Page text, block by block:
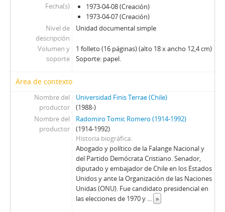
106 - Folleto sin portada, titulado Documentos del XIII congreso del Partido Comunista de Chile 1965 (10 al 17 de octubre de 1965), edición La unidad socialista-comunista cimiento del movimiento popular, núm., 2
107 - Folleto Flecha Roja, del Órgano oficial del Departamento de capacitación doctrinaria, de la Secretaría general del PDC, núm., 1, julio-agosto 1971
Fecha(s)
1973-04-08 (Creación)
1973-04-07 (Creación)
Nivel de
descripción
Unidad documental simple
Volumen y
soporte
1 folleto (16 páginas) (alto 18 x ancho 12,4 cm)
Soporte: papel.
Área de contexto
Nombre del
productor
Universidad Finis Terrae (Chile)
(1988-)
Nombre del
productor
Radomiro Tomic Romero (1914-1992)
(1914-1992)
Historia biográfica
Abogado y político de la Falange Nacional y
del Partido Demócrata Cristiano. Senador,
diputado y embajador de Chile en los Estados
Unidos y ante la Organización de las Naciones
Unidas (ONU). Fue candidato presidencial en
las elecciones de 1970 y ... »